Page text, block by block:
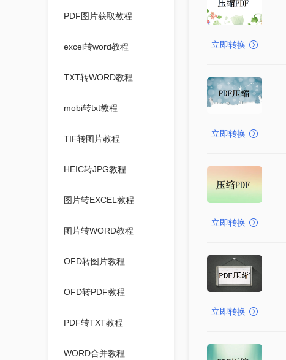
PDF图片获取教程
excel转word教程
TXT转WORD教程
mobi转txt教程
TIF转图片教程
HEIC转JPG教程
图片转EXCEL教程
图片转WORD教程
OFD转图片教程
OFD转PDF教程
PDF转TXT教程
WORD合并教程
立即转换
立即转换
立即转换
立即转换